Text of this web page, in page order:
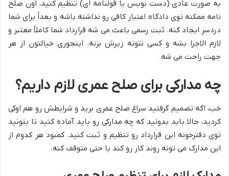
به صورت عادی (دست نویس یا قولنامه ای) تنظیم کنید، اون صلح
نامه ممکنه توی دادگاه اعتبار کافی رو نداشته باشه و بعداً برای شما
دردسر ایجاد کنه. ثبت رسمی باعث می شه قرارداد شما کاملاً معتبر و
لازم الاجرا بشه و کسی نتونه زیرش بزنه. اینجوری خیالتون از هر
جهت راحت می شه.
چه مدارکی برای صلح عمری لازم داریم؟
خب، اگه تصمیم گرفتید سراغ صلح عمری برید و شرایطش رو هم اوکی
کردید، حالا باید بدونید که چه مدارکی رو باید آماده کنید تا بتونید
توی دفترخونه این قرارداد رو تنظیم و ثبت کنید. کمبود هر کدوم از
این مدارک می تونه روند کار رو کند یا حتی متوقف کنه.